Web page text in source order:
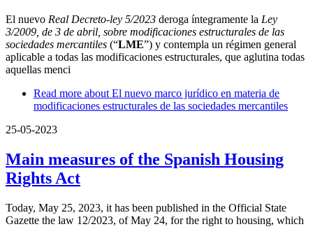
El nuevo Real Decreto-ley 5/2023 deroga íntegramente la Ley
3/2009, de 3 de abril, sobre modificaciones estructurales de las
sociedades mercantiles (“LME”) y contempla un régimen general
aplicable a todas las modificaciones estructurales, que aglutina todas
aquellas menci
Read more about El nuevo marco jurídico en materia de
modificaciones estructurales de las sociedades mercantiles
25-05-2023
Main measures of the Spanish Housing
Rights Act
Today, May 25, 2023, it has been published in the Official State
Gazette the law 12/2023, of May 24, for the right to housing, which